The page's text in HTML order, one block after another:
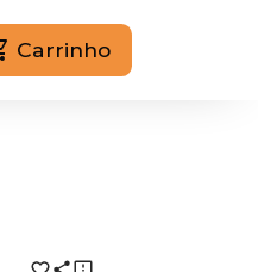
Carrinho